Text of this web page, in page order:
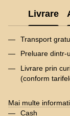
Livrare
Transport
Preluare dintr-
Livrare prin
(conform
Mai multe
Cash